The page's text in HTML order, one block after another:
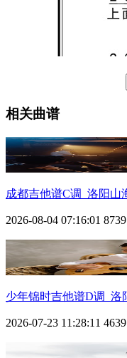
相关曲谱
成都吉他谱C调_洛阳山
2026-08-04 07:16:01
少年锦时吉他谱D调_洛
2026-07-23 11:28:11